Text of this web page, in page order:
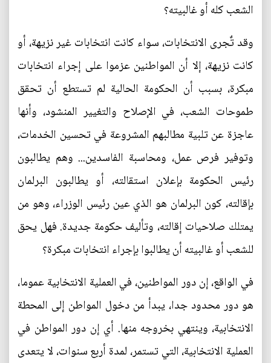
الشعب كله أو غالبيته؟
وقد تٌجرى الانتخابات، سواء كانت انتخابات غير نزيهة، أو
كانت نزيهة، إلا أن المواطنين عزموا على إجراء انتخابات
مبكرة، بسبب أن الحكومة الحالية لم تستطع أن تحقق
طموحات الشعب، في الإصلاح والتغيير المنشود، وأنها
عاجزة عن تلبية مطالبهم المشروعة في تحسين الخدمات،
وتوفير فرص عمل، ومحاسبة الفاسدين... وهم يطالبون
رئيس الحكومة بإعلان استقالته، أو يطالبون البرلمان
بإقالته، كون البرلمان هو الذي عين رئيس الوزراء، وهو من
يمتلك صلاحيات إقالته، وتأليف حكومة جديدة. فهل يحق
للشعب أو غالبيته أن يطالبوا بإجراء انتخابات مبكرة؟
في الواقع، إن دور المواطنين، في العملية الانتخابية عموما،
هو دور محدود جدا، يبدأ من دخول المواطن إلى المحطة
الانتخابية، وينتهي بخروجه منها. أي إن دور المواطن في
العملية الانتخابية، التي تستمر، لمدة أربع سنوات، لا يتعدى